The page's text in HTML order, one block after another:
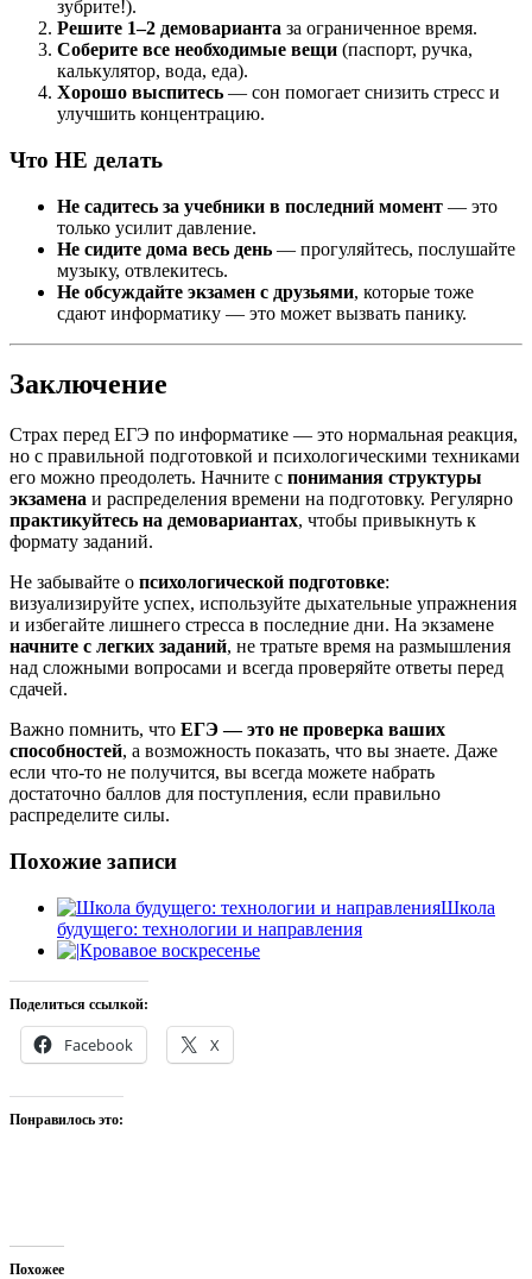
зубрите!).
Решите 1–2 демоварианта за ограниченное время.
Соберите все необходимые вещи (паспорт, ручка,
калькулятор, вода, еда).
Хорошо выспитесь — сон помогает снизить стресс и
улучшить концентрацию.
Что НЕ делать
Не садитесь за учебники в последний момент — это
только усилит давление.
Не сидите дома весь день — прогуляйтесь, послушайте
музыку, отвлекитесь.
Не обсуждайте экзамен с друзьями, которые тоже
сдают информатику — это может вызвать панику.
Заключение
Страх перед ЕГЭ по информатике — это нормальная реакция,
но с правильной подготовкой и психологическими техниками
его можно преодолеть. Начните с понимания структуры
экзамена и распределения времени на подготовку. Регулярно
практикуйтесь на демовариантах, чтобы привыкнуть к
формату заданий.
Не забывайте о психологической подготовке:
визуализируйте успех, используйте дыхательные упражнения
и избегайте лишнего стресса в последние дни. На экзамене
начните с легких заданий, не тратьте время на размышления
над сложными вопросами и всегда проверяйте ответы перед
сдачей.
Важно помнить, что ЕГЭ — это не проверка ваших
способностей, а возможность показать, что вы знаете. Даже
если что-то не получится, вы всегда можете набрать
достаточно баллов для поступления, если правильно
распределите силы.
Похожие записи
Школа
будущего: технологии и направления
Кровавое воскресенье
Поделиться ссылкой:
Facebook X
Понравилось это:
Похожее